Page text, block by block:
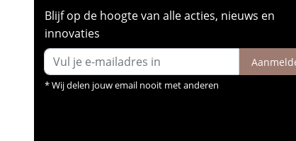
Blijf op de hoogte van alle acties, nieuws en
innovaties
* Wij delen jouw email nooit met anderen